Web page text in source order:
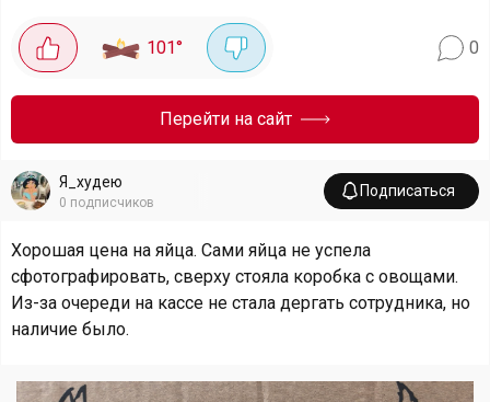
101° 0
Перейти на сайт
Я_худею
0 подписчиков
Подписаться
Хорошая цена на яйца. Сами яйца не успела
сфотографировать, сверху стояла коробка с овощами.
Из-за очереди на кассе не стала дергать сотрудника, но
наличие было.